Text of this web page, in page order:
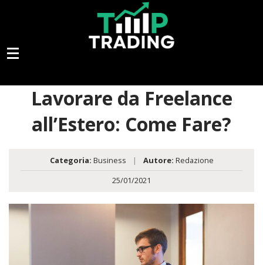
Lavorare da Freelance
all’Estero: Come Fare?
Categoria: Business | Autore: Redazione
25/01/2021